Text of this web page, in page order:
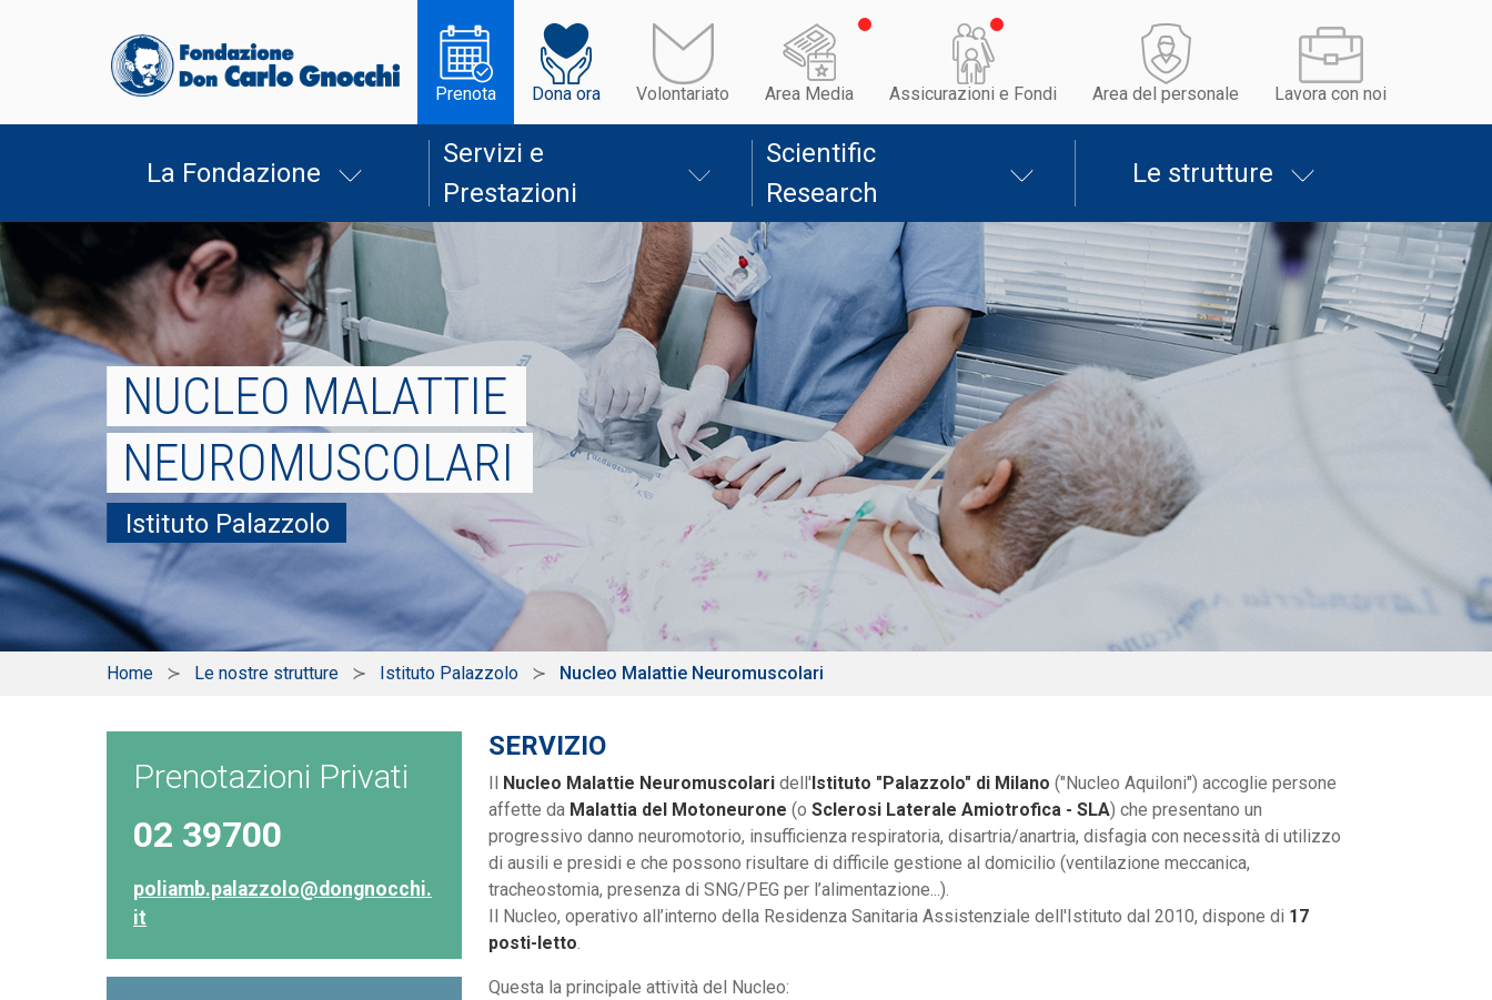
Prenota Dona ora Volontariato Area Media Assicurazioni e Fondi Area del personale Lavora con noi
La Fondazione
Servizi e
Prestazioni
Scientific
Research
Le strutture
NUCLEO MALATTIE
NEUROMUSCOLARI
Istituto Palazzolo
Home Le nostre strutture Istituto Palazzolo Nucleo Malattie Neuromuscolari
Prenotazioni Privati
02 39700
poliamb.palazzolo@dongnocchi.
it
SERVIZIO
Nucleo Malattie Neuromuscolari dell' Istituto "Palazzolo" di Milano ("Nucleo Aquiloni") accoglie persone
affette da Malattia del Motoneurone (o Sclerosi Laterale Amiotrofica - SLA) che presentano un
progressivo danno neuromotorio, insufficienza respiratoria, disartria/anartria, disfagia con necessità di utilizzo
di ausili e presidi e che possono risultare di difficile gestione al domicilio (ventilazione meccanica,
tracheostomia, presenza di SNG/PEG per l’alimentazione...).
Il Nucleo, operativo all’interno della Residenza Sanitaria Assistenziale dell'Istituto dal 2010, dispone di 17
posti-letto.
Questa la principale attività del Nucleo: